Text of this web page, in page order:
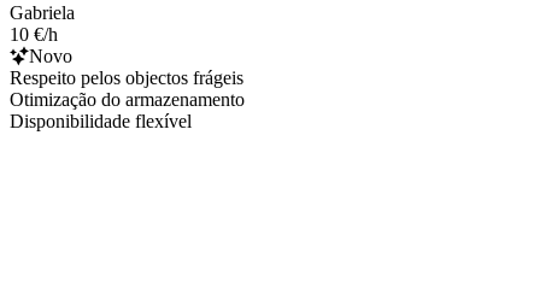
Gabriela
10 €/h
Novo
Respeito pelos objectos frágeis
Otimização do armazenamento
Disponibilidade flexível